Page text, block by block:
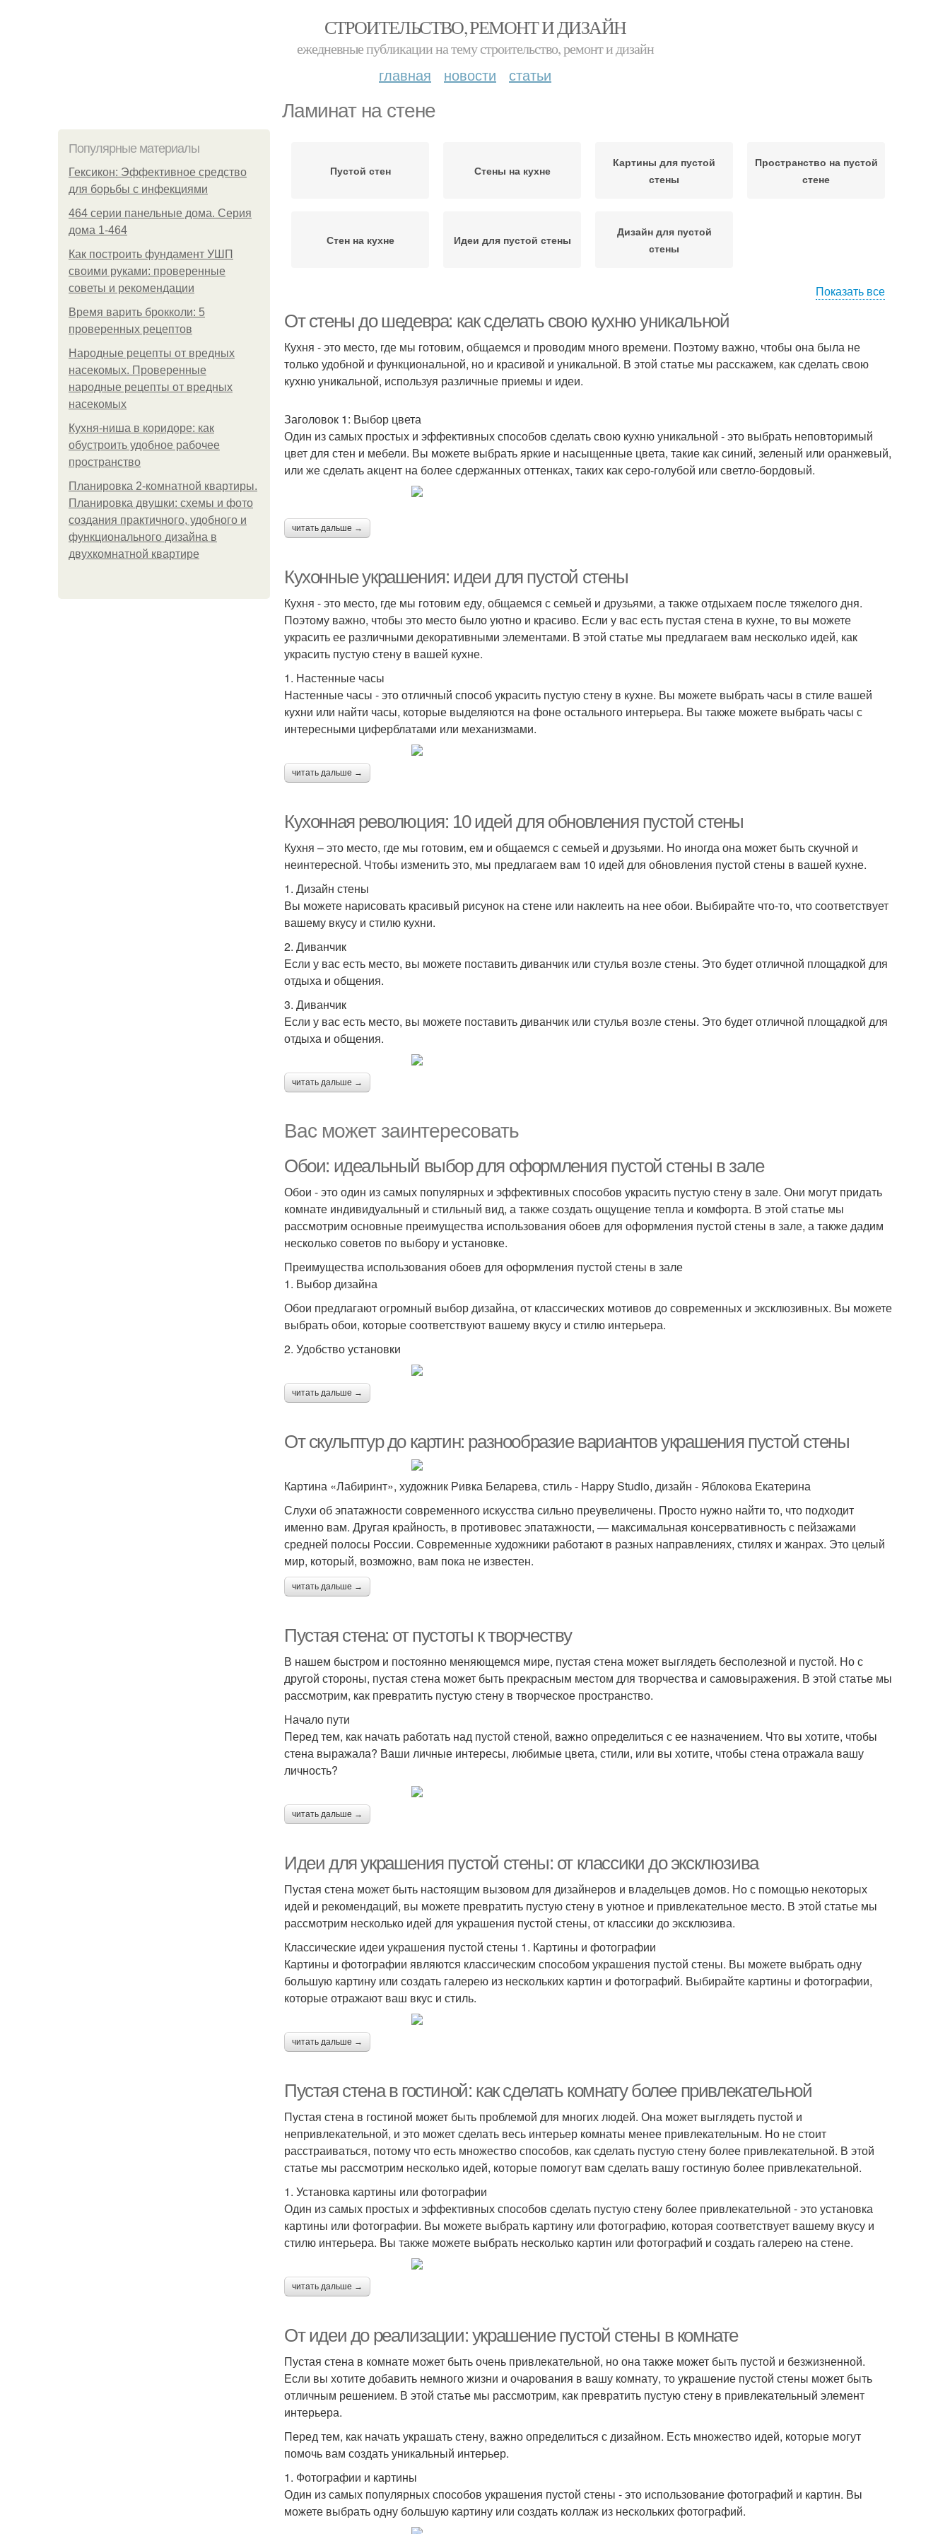
СТРОИТЕЛЬСТВО, РЕМОНТ И ДИЗАЙН
ежедневные публикации на тему строительство, ремонт и дизайн
главная новости статьи
Ламинат на стене
Популярные материалы
Гексикон: Эффективное средство
для борьбы с инфекциями
464 серии панельные дома. Серия
дома 1-464
Как построить фундамент УШП
своими руками: проверенные
советы и рекомендации
Время варить брокколи: 5
проверенных рецептов
Народные рецепты от вредных
насекомых. Проверенные
народные рецепты от вредных
насекомых
Кухня-ниша в коридоре: как
обустроить удобное рабочее
пространство
Планировка 2-комнатной квартиры.
Планировка двушки: схемы и фото
создания практичного, удобного и
функционального дизайна в
двухкомнатной квартире
Пустой стен Стены на кухне
Картины для пустой
стены
Пространство на пустой
стене
Стен на кухне Идеи для пустой стены
Дизайн для пустой
стены
Показать все
От стены до шедевра: как сделать свою кухню уникальной
Кухня - это место, где мы готовим, общаемся и проводим много времени. Поэтому важно, чтобы она была не
только удобной и функциональной, но и красивой и уникальной. В этой статье мы расскажем, как сделать свою
кухню уникальной, используя различные приемы и идеи.
Заголовок 1: Выбор цвета
Один из самых простых и эффективных способов сделать свою кухню уникальной - это выбрать неповторимый
цвет для стен и мебели. Вы можете выбрать яркие и насыщенные цвета, такие как синий, зеленый или оранжевый,
или же сделать акцент на более сдержанных оттенках, таких как серо-голубой или светло-бордовый.
читать дальше →
Кухонные украшения: идеи для пустой стены
Кухня - это место, где мы готовим еду, общаемся с семьей и друзьями, а также отдыхаем после тяжелого дня.
Поэтому важно, чтобы это место было уютно и красиво. Если у вас есть пустая стена в кухне, то вы можете
украсить ее различными декоративными элементами. В этой статье мы предлагаем вам несколько идей, как
украсить пустую стену в вашей кухне.
1. Настенные часы
Настенные часы - это отличный способ украсить пустую стену в кухне. Вы можете выбрать часы в стиле вашей
кухни или найти часы, которые выделяются на фоне остального интерьера. Вы также можете выбрать часы с
интересными циферблатами или механизмами.
читать дальше →
Кухонная революция: 10 идей для обновления пустой стены
Кухня – это место, где мы готовим, ем и общаемся с семьей и друзьями. Но иногда она может быть скучной и
неинтересной. Чтобы изменить это, мы предлагаем вам 10 идей для обновления пустой стены в вашей кухне.
1. Дизайн стены
Вы можете нарисовать красивый рисунок на стене или наклеить на нее обои. Выбирайте что-то, что соответствует
вашему вкусу и стилю кухни.
2. Диванчик
Если у вас есть место, вы можете поставить диванчик или стулья возле стены. Это будет отличной площадкой для
отдыха и общения.
3. Диванчик
Если у вас есть место, вы можете поставить диванчик или стулья возле стены. Это будет отличной площадкой для
отдыха и общения.
читать дальше →
Вас может заинтересовать
Обои: идеальный выбор для оформления пустой стены в зале
Обои - это один из самых популярных и эффективных способов украсить пустую стену в зале. Они могут придать
комнате индивидуальный и стильный вид, а также создать ощущение тепла и комфорта. В этой статье мы
рассмотрим основные преимущества использования обоев для оформления пустой стены в зале, а также дадим
несколько советов по выбору и установке.
Преимущества использования обоев для оформления пустой стены в зале
1. Выбор дизайна
Обои предлагают огромный выбор дизайна, от классических мотивов до современных и эксклюзивных. Вы можете
выбрать обои, которые соответствуют вашему вкусу и стилю интерьера.
2. Удобство установки
читать дальше →
От скульптур до картин: разнообразие вариантов украшения пустой стены
Картина «Лабиринт», художник Ривка Беларева, стиль - Happy Studio, дизайн - Яблокова Екатерина
Слухи об эпатажности современного искусства сильно преувеличены. Просто нужно найти то, что подходит
именно вам. Другая крайность, в противовес эпатажности, — максимальная консервативность с пейзажами
средней полосы России. Современные художники работают в разных направлениях, стилях и жанрах. Это целый
мир, который, возможно, вам пока не известен.
читать дальше →
Пустая стена: от пустоты к творчеству
В нашем быстром и постоянно меняющемся мире, пустая стена может выглядеть бесполезной и пустой. Но с
другой стороны, пустая стена может быть прекрасным местом для творчества и самовыражения. В этой статье мы
рассмотрим, как превратить пустую стену в творческое пространство.
Начало пути
Перед тем, как начать работать над пустой стеной, важно определиться с ее назначением. Что вы хотите, чтобы
стена выражала? Ваши личные интересы, любимые цвета, стили, или вы хотите, чтобы стена отражала вашу
личность?
читать дальше →
Идеи для украшения пустой стены: от классики до эксклюзива
Пустая стена может быть настоящим вызовом для дизайнеров и владельцев домов. Но с помощью некоторых
идей и рекомендаций, вы можете превратить пустую стену в уютное и привлекательное место. В этой статье мы
рассмотрим несколько идей для украшения пустой стены, от классики до эксклюзива.
Классические идеи украшения пустой стены 1. Картины и фотографии
Картины и фотографии являются классическим способом украшения пустой стены. Вы можете выбрать одну
большую картину или создать галерею из нескольких картин и фотографий. Выбирайте картины и фотографии,
которые отражают ваш вкус и стиль.
читать дальше →
Пустая стена в гостиной: как сделать комнату более привлекательной
Пустая стена в гостиной может быть проблемой для многих людей. Она может выглядеть пустой и
непривлекательной, и это может сделать весь интерьер комнаты менее привлекательным. Но не стоит
расстраиваться, потому что есть множество способов, как сделать пустую стену более привлекательной. В этой
статье мы рассмотрим несколько идей, которые помогут вам сделать вашу гостиную более привлекательной.
1. Установка картины или фотографии
Один из самых простых и эффективных способов сделать пустую стену более привлекательной - это установка
картины или фотографии. Вы можете выбрать картину или фотографию, которая соответствует вашему вкусу и
стилю интерьера. Вы также можете выбрать несколько картин или фотографий и создать галерею на стене.
читать дальше →
От идеи до реализации: украшение пустой стены в комнате
Пустая стена в комнате может быть очень привлекательной, но она также может быть пустой и безжизненной.
Если вы хотите добавить немного жизни и очарования в вашу комнату, то украшение пустой стены может быть
отличным решением. В этой статье мы рассмотрим, как превратить пустую стену в привлекательный элемент
интерьера.
Перед тем, как начать украшать стену, важно определиться с дизайном. Есть множество идей, которые могут
помочь вам создать уникальный интерьер.
1. Фотографии и картины
Один из самых популярных способов украшения пустой стены - это использование фотографий и картин. Вы
можете выбрать одну большую картину или создать коллаж из нескольких фотографий.